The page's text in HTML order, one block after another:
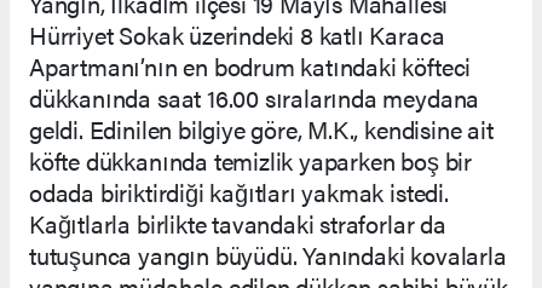
Hürriyet Sokak üzerindeki 8 katlı Karaca
Apartmanı’nın en bodrum katındaki köfteci
dükkanında saat 16.00 sıralarında meydana
geldi. Edinilen bilgiye göre, M.K., kendisine ait
köfte dükkanında temizlik yaparken boş bir
odada biriktirdiği kağıtları yakmak istedi.
Kağıtlarla birlikte tavandaki straforlar da
tutuşunca yangın büyüdü. Yanındaki kovalarla